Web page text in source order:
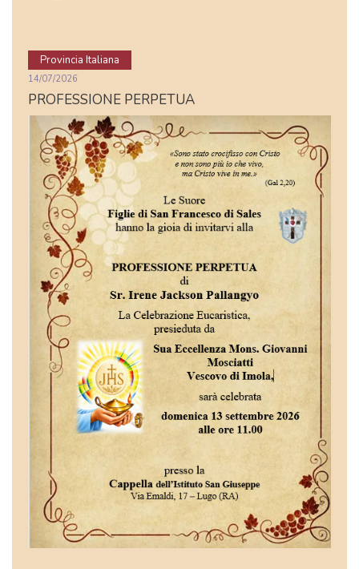
Provincia Italiana
14/07/2026
PROFESSIONE PERPETUA